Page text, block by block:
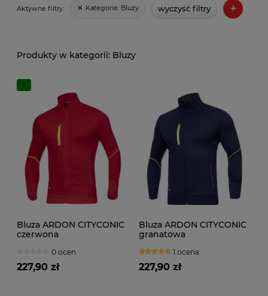
Aktywne filtry: Kategorie: Bluzy wyczyść filtry +
Bluzy
Bluza ARDON CITYCONIC
czerwona
0 ocen
227,90 zł
Bluza ARDON CITYCONIC
granatowa
1 ocena
227,90 zł